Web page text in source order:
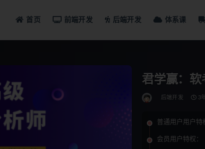
首页 前端开发 后端开发 体系课
君学赢：
后端开发 3
普通用户用户特
会员用户特权：